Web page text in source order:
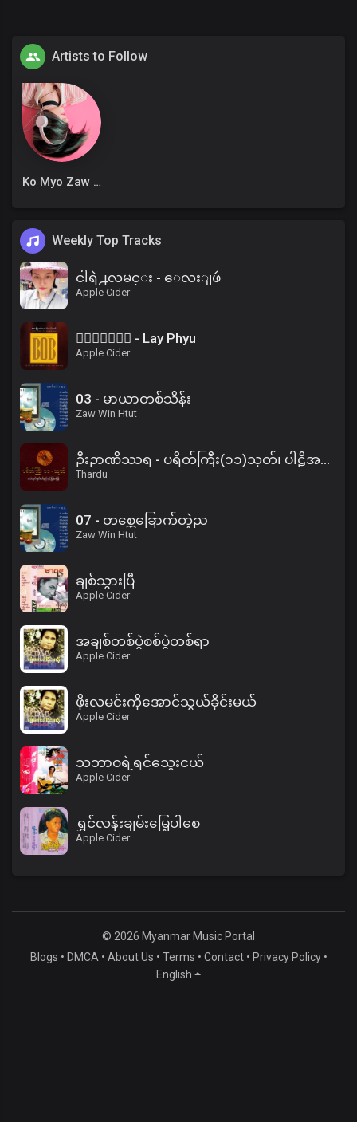
Artists to Follow
Ko Myo Zaw Win
Weekly Top Tracks
ငါရဲ႕လမင္း - ေလးျဖဴ
Apple Cider
၀ိေရာဓိ - Lay Phyu
Apple Cider
03 - မာယာတစ်သိန်း
Zaw Win Htut
ဦးဉာဏိဿရ - ပရိတ်ကြီး(၁၁)သုတ်၊ ပါဠိအနက် (၂)
Thardu
07 - တစ္ဆေခြောက်တဲ့ည
Zaw Win Htut
ချစ်သွားပြီ
Apple Cider
အချစ်တစ်ပွဲစစ်ပွဲတစ်ရာ
Apple Cider
ဖိုးလမင်းကိုအောင်သွယ်ခိုင်းမယ်
Apple Cider
သဘာဝရဲ့ရင်သွေးငယ်
Apple Cider
ရွှင်လန်းချမ်းမြေ့ပါစေ
Apple Cider
© 2026 Myanmar Music Portal
Blogs • DMCA • About Us • Terms • Contact• Privacy Policy•
English